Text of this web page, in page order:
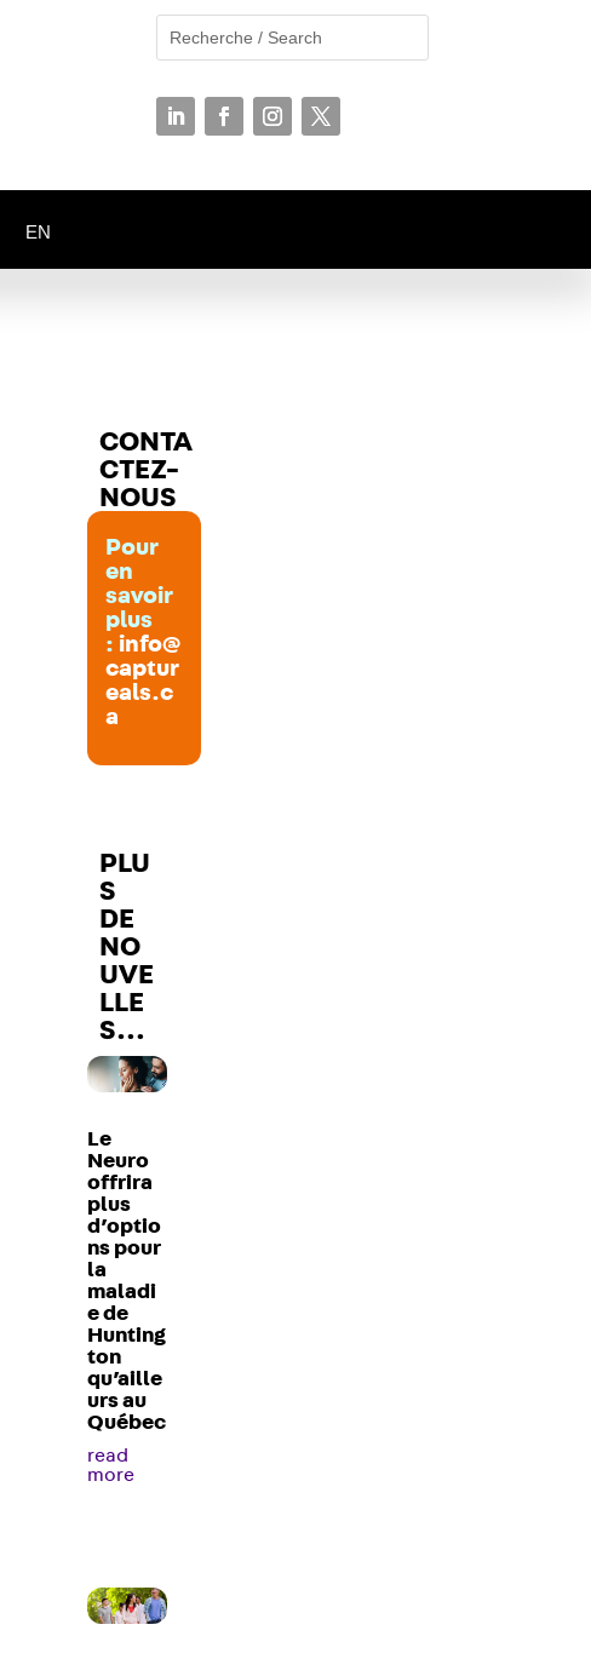
EN
CONTA
CTEZ-
NOUS
Pour
en
savoir
plus
:info@
captur
eals.c
a
PLU
S
DE
NO
UVE
LLE
S…
Le
Neuro
offrira
plus
d’optio
ns pour
la
maladi
e de
Hunting
ton
qu’aille
urs au
Québec
read
more